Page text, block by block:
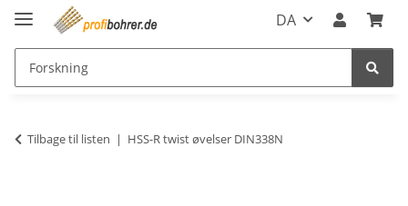
DA
Tilbage til listen HSS-R twist øvelser DIN338N